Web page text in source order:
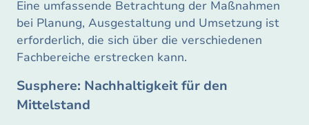
Eine umfassende Betrachtung der Maßnahmen
bei Planung, Ausgestaltung und Umsetzung ist
erforderlich, die sich über die verschiedenen
Fachbereiche erstrecken kann.
Susphere: Nachhaltigkeit für den
Mittelstand